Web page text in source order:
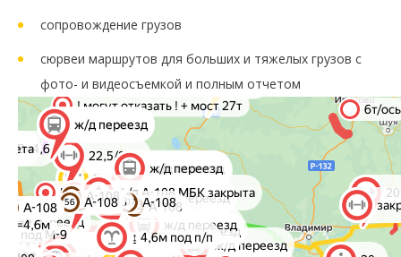
сопровождение грузов
сюрвеи маршрутов для больших и тяжелых грузов с
фото- и видеосъемкой и полным отчетом